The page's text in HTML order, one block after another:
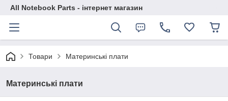
All Notebook Parts - інтернет магазин
Товари Материнські плати
Материнські плати